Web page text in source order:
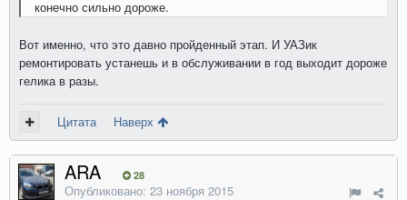
конечно сильно дороже.
Вот именно, что это давно пройденный этап. И УАЗик
ремонтировать устанешь и в обслуживании в год выходит дороже
гелика в разы.
Цитата Наверх
ARA 28
Опубликовано: 23 ноября 2015